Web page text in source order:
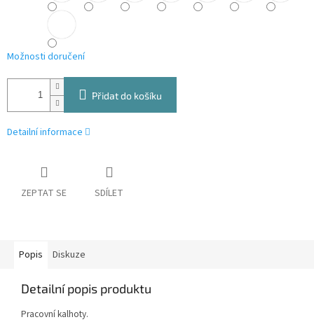
Možnosti doručení
Přidat do košíku
Detailní informace
ZEPTAT SE SDÍLET
Popis Diskuze
Detailní popis produktu
Pracovní kalhoty.